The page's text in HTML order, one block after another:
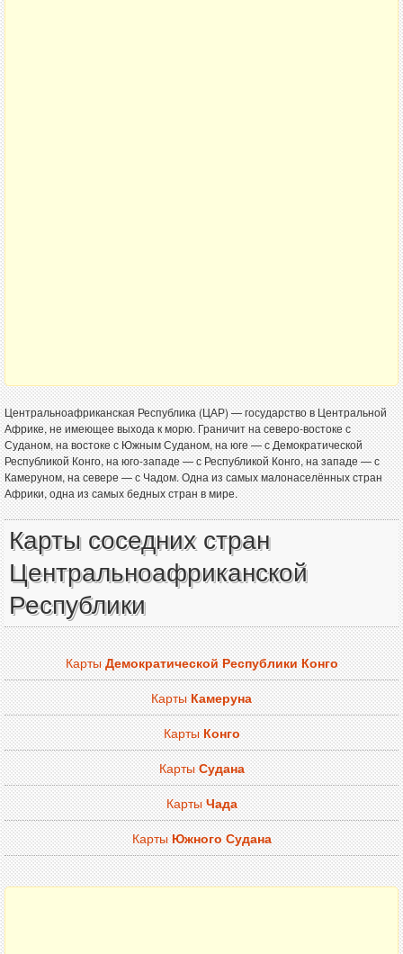
Центральноафриканская Республика (ЦАР) — государство в Центральной
Африке, не имеющее выхода к морю. Граничит на северо-востоке с
Суданом, на востоке с Южным Суданом, на юге — с Демократической
Республикой Конго, на юго-западе — с Республикой Конго, на западе — с
Камеруном, на севере — с Чадом. Одна из самых малонаселённых стран
Африки, одна из самых бедных стран в мире.
Карты соседних стран
Центральноафриканской
Республики
КартыДемократической Республики Конго
КартыКамеруна
КартыКонго
КартыСудана
КартыЧада
КартыЮжного Судана